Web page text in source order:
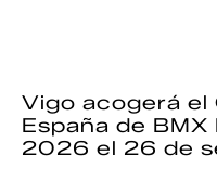
Vigo acogerá el
España de
2026 el 26 de